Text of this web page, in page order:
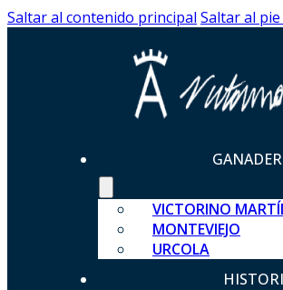
Saltar al contenido principal Saltar al
VICTORINO
MONTEVIEJO
URCOLA